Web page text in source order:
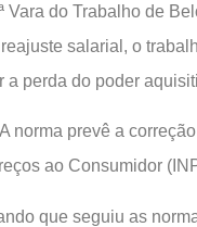
Vara do Trabalho de
salarial, o
a perda do poder
norma prevê a
ao Consumidor
que seguiu as